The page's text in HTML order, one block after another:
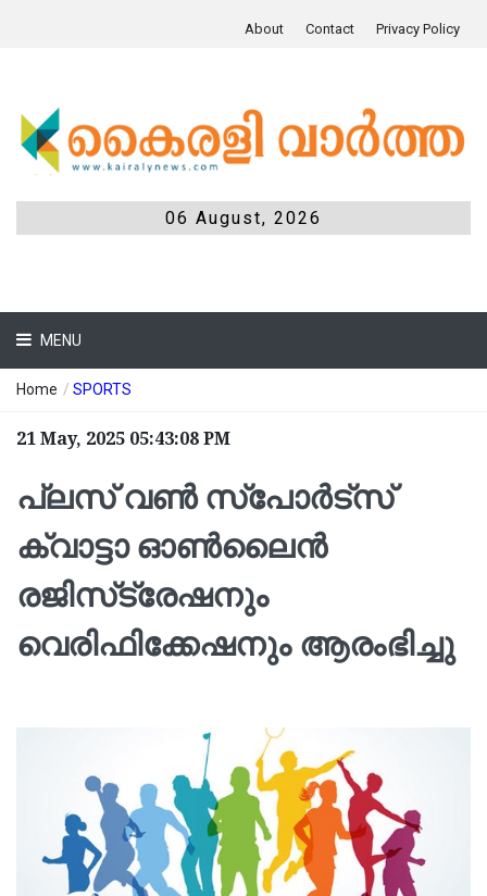
About Contact Privacy Policy
06 August, 2026
MENU
Home / SPORTS
21 May, 2025 05:43:08 PM
പ്ലസ് വൺ സ്‌പോർട്‌സ്
ക്വാട്ടാ ഓൺലൈൻ
രജിസ്‌ട്രേഷനും
വെരിഫിക്കേഷനും ആരംഭിച്ചു